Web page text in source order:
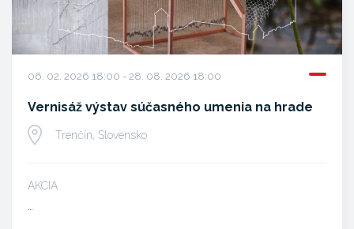
06. 02. 2026 18:00 - 28. 08. 2026 18:00
Vernisáž výstav súčasného umenia na hrade
Trenčín, Slovensko
AKCIA